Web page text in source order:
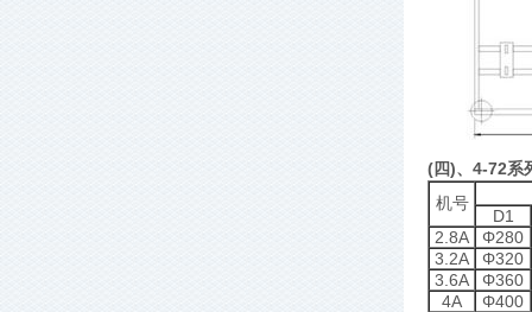
(四)、4-72系
机号
D1
2.8A
Φ280
3.2A
Φ320
3.6A
Φ360
4A
Φ400